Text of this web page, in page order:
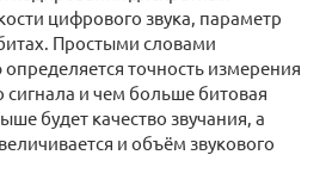
цифрового звука, параметр
Простыми словами
точность измерения
сигнала и чем больше битовая
будет качество звучания, а
и объём звукового